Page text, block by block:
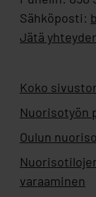
Sähköposti:
Jätä
Koko
Nuorisotyön
Oulun
varaaminen